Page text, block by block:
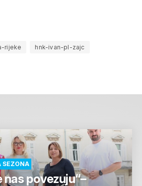
rijeke hnk-ivan-pl-zajc
SEZONA
nas povezuju“–